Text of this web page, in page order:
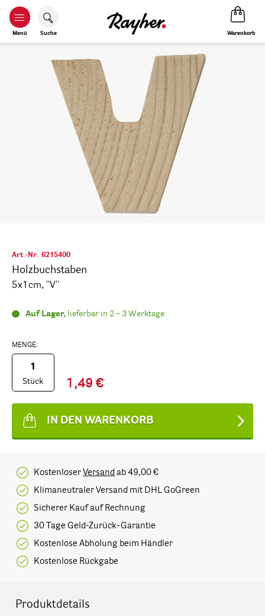
Menü Suche Warenkorb
Art.-Nr. 6215400
Holzbuchstaben
5x1cm, ''V''
Auf Lager, lieferbar in 2 – 3 Werktage
IN DEN WARENKORB
MENGE:
Stück 1,49 €
KostenloserVersand ab 49,00 €
Klimaneutraler Versand mit DHL GoGreen
Sicherer Kauf auf Rechnung
30 Tage Geld-Zurück-Garantie
Kostenlose Abholung beim Händler
Kostenlose Rückgabe
Produktdetails